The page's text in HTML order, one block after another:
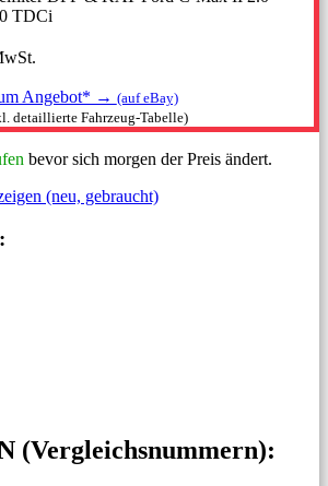
TDCi
Angebot* → (auf eBay)
detaillierte Fahrzeug-Tabelle)
bevor sich morgen der Preis ändert.
(neu, gebraucht)
(Vergleichs­nummern):